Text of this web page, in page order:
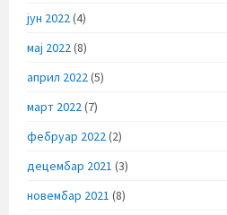
јун 2022(4)
мај 2022(8)
април 2022(5)
март 2022(7)
фебруар 2022(2)
децембар 2021 (3)
новембар 2021 (8)